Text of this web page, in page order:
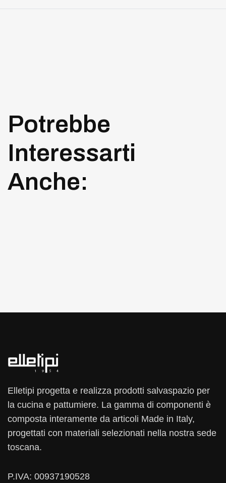
Potrebbe
Interessarti
Anche:
Elletipi progetta e realizza prodotti salvaspazio per
la cucina e pattumiere. La gamma di componenti è
composta interamente da articoli Made in Italy,
progettati con materiali selezionati nella nostra sede
toscana.
P.IVA: 00937190528